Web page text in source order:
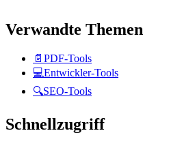
Verwandte Themen
📄 PDF-Tools
💻Entwickler-Tools
🔍SEO-Tools
Schnellzugriff